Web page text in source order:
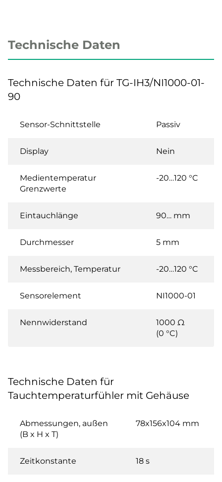
Technische Daten
Technische Daten für TG-IH3/NI1000-01-
90
Sensor-Schnittstelle Passiv
Display Nein
Medientemperatur
Grenzwerte
-20…120 °C
Eintauchlänge 90… mm
Durchmesser 5 mm
Messbereich, Temperatur -20…120 °C
Sensorelement NI1000-01
Nennwiderstand
1000 Ω
(0 °C)
Technische Daten für
Tauchtemperaturfühler mit Gehäuse
Abmessungen, außen
(B x H x T)
78x156x104 mm
Zeitkonstante 18 s